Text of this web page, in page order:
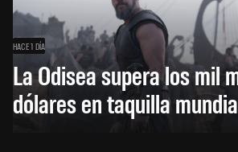
HACE 1 DÍA
La Odisea supera los mil
dólares en taquilla